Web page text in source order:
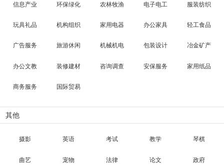
信息产业 环保绿化 农林牧渔 电子电工 服装纺织
玩具礼品 机构组织 家用电器 办公家具 轻工食品
广告服务 旅游休闲 机械机电 包装设计 冶金矿产
办公文教 装修建材 咨询调查 安保服务 家用纸品
商务服务 国际贸易
其他
摄影 英语 考试 教学 琴棋
曲艺 宠物 法律 论文 政府